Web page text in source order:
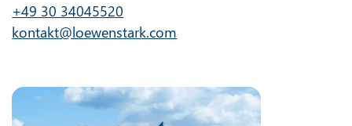
+49 30 34045520
kontakt@loewenstark.com